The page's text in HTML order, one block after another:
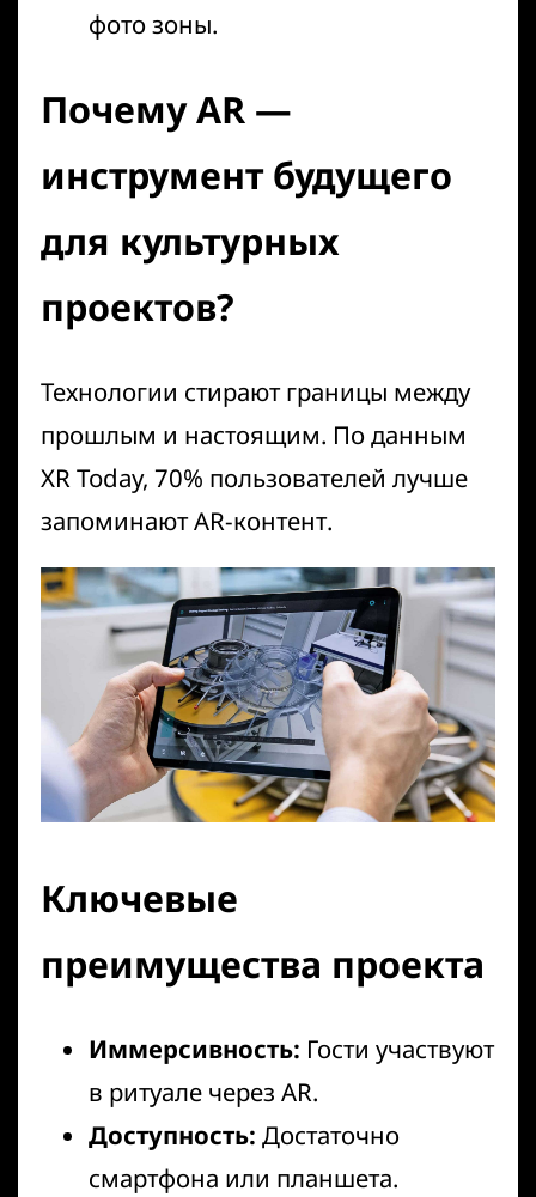
фото зоны.
Почему AR —
инструмент будущего
для культурных
проектов?
Технологии стирают границы между
прошлым и настоящим. По данным
XR Today, 70% пользователей лучше
запоминают AR-контент.
Ключевые
преимущества проекта
Иммерсивность: Гости участвуют
в ритуале через AR.
Доступность: Достаточно
смартфона или планшета.